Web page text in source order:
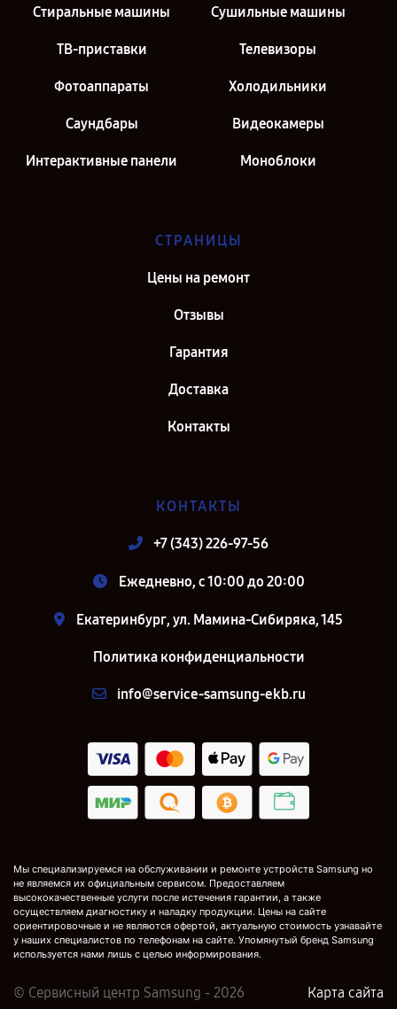
Стиральные машины Сушильные машины
ТВ-приставки Телевизоры
Фотоаппараты Холодильники
Саундбары Видеокамеры
Интерактивные панели Моноблоки
СТРАНИЦЫ
Цены на ремонт
Отзывы
Гарантия
Доставка
Контакты
КОНТАКТЫ
+7 (343) 226-97-56
Ежедневно, с 10:00 до 20:00
Екатеринбург, ул. Мамина-Сибиряка, 145
Политика конфиденциальности
info@service-samsung-ekb.ru
Мы специализируемся на обслуживании и ремонте устройств Samsung но
не являемся их официальным сервисом. Предоставляем
высококачественные услуги после истечения гарантии, а также
осуществляем диагностику и наладку продукции. Цены на сайте
ориентировочные и не являются офертой, актуальную стоимость узнавайте
у наших специалистов по телефонам на сайте. Упомянутый бренд Samsung
используется нами лишь с целью информирования.
© Сервисный центр Samsung - 2026 Карта сайта